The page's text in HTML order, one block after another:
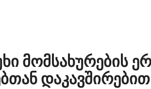
მომსახურების
დაკავშირებით